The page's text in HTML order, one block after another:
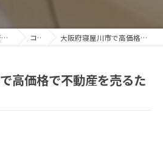
大阪府寝屋川市の不動産売却なら株式会社愛和建設 コラム 大阪府寝屋川市で高価格で不動産を売るための秘訣
高価格で不動産を売るた